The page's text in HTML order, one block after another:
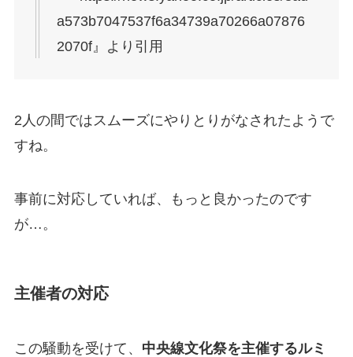
a573b7047537f6a34739a70266a07876
2070f』より引用
2人の間ではスムーズにやりとりがなされたようで
すね。
事前に対応していれば、もっと良かったのです
が…。
主催者の対応
この騒動を受けて、 中央線文化祭を主催するルミ